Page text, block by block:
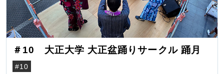
＃10 大正大学 大正盆踊りサークル 踊月
#10